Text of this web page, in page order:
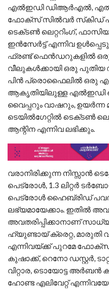
എൽഇഡി ഡിആർഎൽ,
ഫോക്‌സ് സിൽവർ സ്‌കിഡ്
ടെക്‌ടൺ ലെറ്ററിംഗ്,
ഇൻസേർട്ട് എന്നിവ
ഫ്രണ്ട് ഫെൻഡറുകളിൽ
വീലുകൾക്കായി ഒരു
പിൻ പ്രൊഫൈലിൽ ഒരു
ആകൃതിയിലുള്ള എൽഇഡി
വൈപ്പറും വാഷറും, ഉയർന്ന
ടെയിൽഗേറ്റിൽ ടെക്‌ടൺ
ആന്റിന എന്നിവ ലഭിക്കും.
വരാനിരിക്കുന്ന നിസ്സാൻ
പെട്രോൾ, 1.3 ലിറ്റർ
പെട്രോൾ ഹൈബ്രിഡ്
ലഭ്യമായേക്കാം. ഇതിൽ
അവതരിപ്പിക്കാനാണ്
ഹ്യുണ്ടായ് ക്രെറ്റ, മാരുതി
എന്നിവയ്ക്ക് പുറമേ
കുഷാക്ക്, റെനോ ഡസ്റ്റർ,
വിറ്റാര, ടൊയോട്ട
ഹോണ്ട എലിവേറ്റ്